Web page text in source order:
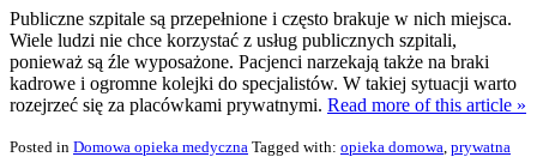
Publiczne szpitale są przepełnione i często brakuje w nich miejsca.
Wiele ludzi nie chce korzystać z usług publicznych szpitali,
ponieważ są źle wyposażone. Pacjenci narzekają także na braki
kadrowe i ogromne kolejki do specjalistów. W takiej sytuacji warto
rozejrzeć się za placówkami prywatnymi. Read more of this article »
Posted in Domowa opieka medyczna Tagged with: opieka domowa prywatna